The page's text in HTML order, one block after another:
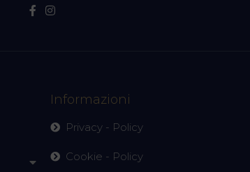
Informazioni
Privacy - Policy
Cookie - Policy